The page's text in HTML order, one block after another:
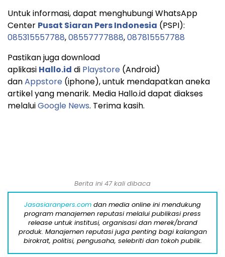
Untuk informasi, dapat menghubungi WhatsApp
Center Pusat Siaran Pers Indonesia (PSPI):
085315557788,08557777888,087815557788
Pastikan juga download
aplikasi Hallo.id di Playstore (Android)
danAppstore (iphone), untuk mendapatkan aneka
artikel yang menarik. Media Hallo.id dapat diakses
melaluiGoogle News. Terima kasih.
Berita ini 47 kali dibaca
Jasasiaranpers.com dan media online ini mendukung
program manajemen reputasi melalui publikasi press
release untuk institusi, organisasi dan merek/brand
produk. Manajemen reputasi juga penting bagi kalangan
birokrat, politisi, pengusaha, selebriti dan tokoh publik.